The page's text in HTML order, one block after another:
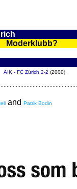
Moderklubb?
AIK - FC Zürich 2-2 (2000)
and Patrik Bodin